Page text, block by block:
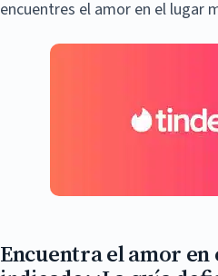
encuentres el amor en el lugar
Encuentra el amor en